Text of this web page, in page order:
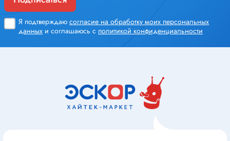
Я подтверждаю согласие на обработку моих персональных
данных и соглашаюсь с политикой конфиденциальности